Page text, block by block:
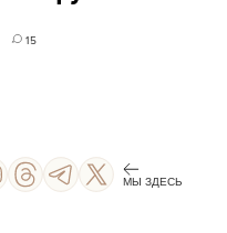
15
МЫ ЗДЕСЬ